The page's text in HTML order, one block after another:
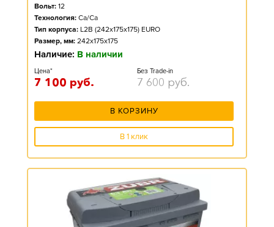
Вольт: 12
Технология: Ca/Ca
Тип корпуса: L2B (242x175x175) EURO
Размер, мм: 242x175x175
Наличие: В наличии
Цена*
7 100 руб.
Без Trade-in
7 600 руб.
В КОРЗИНУ
В 1 клик